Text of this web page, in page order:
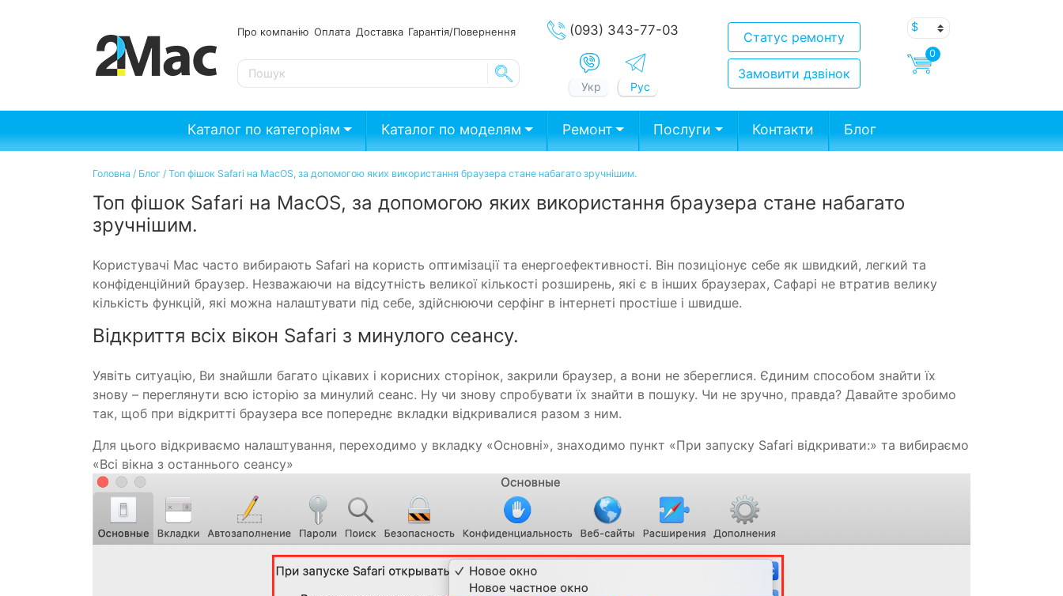
Про компанію Оплата Доставка Гарантія/Повернення
SE
(093) 343-77-03
Укр Рус
Статус ремонту
Замовити дзвінок
0
Каталог по категоріям Каталог по моделям Ремонт Послуги Контакти Блог
Головна / Блог / Топ фішок Safari на MacOS, за допомогою яких використання браузера стане набагато зручнішим.
Топ фішок Safari на MacOS, за допомогою яких використання браузера стане набагато
зручнішим.
Користувачі Mac часто вибирають Safari на користь оптимізації та енергоефективності. Він позиціонує себе як швидкий, легкий та
конфіденційний браузер. Незважаючи на відсутність великої кількості розширень, які є в інших браузерах, Сафарі не втратив велику
кількість функцій, які можна налаштувати під себе, здійснюючи серфінг в інтернеті простіше і швидше.
Відкриття всіх вікон Safari з минулого сеансу.
Уявіть ситуацію, Ви знайшли багато цікавих і корисних сторінок, закрили браузер, а вони не збереглися. Єдиним способом знайти їх
знову – переглянути всю історію за минулий сеанс. Ну чи знову спробувати їх знайти в пошуку. Чи не зручно, правда? Давайте зробимо
так, щоб при відкритті браузера все попереднє вкладки відкривалися разом з ним.
Для цього відкриваємо налаштування, переходимо у вкладку «Основні», знаходимо пункт «При запуску Safari відкривати:» та вибираємо
«Всі вікна з останнього сеансу»